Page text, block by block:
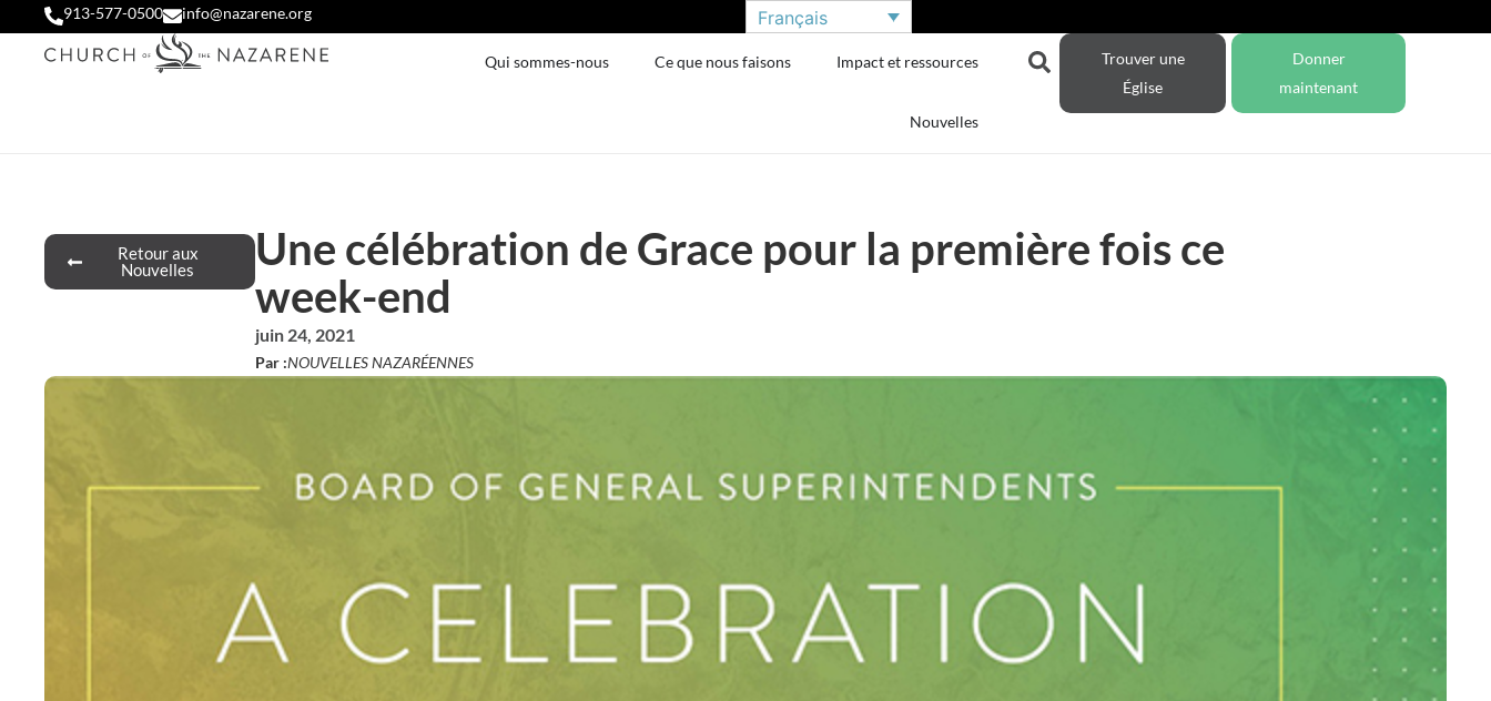
913-577-0500 info@nazarene.org Français
Qui sommes-nous Ce que nous faisons Impact et ressources
Nouvelles
Trouver une
Église
Donner
maintenant
Retour aux
Nouvelles
Une célébration de Grace pour la première fois ce
week-end
juin 24, 2021
Par :NOUVELLES NAZARÉENNES